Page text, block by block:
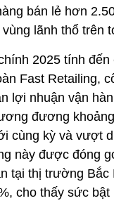
bán lẻ hơn
lãnh thổ trên
2025 tính đến
Fast Retailing,
lợi nhuận vận
đương
cùng kỳ và vượt
này được đóng
tại thị trường Bắc
cho thấy sức bật